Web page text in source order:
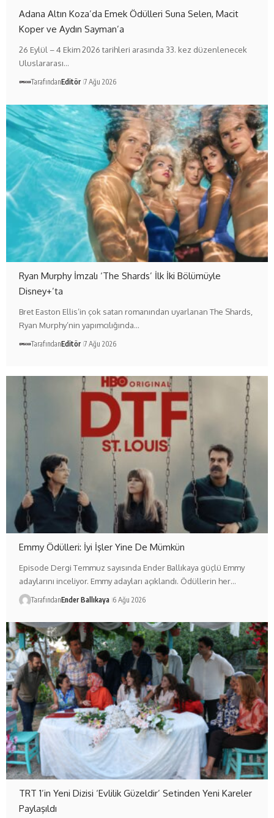
Adana Altın Koza’da Emek Ödülleri Suna Selen, Macit
Koper ve Aydın Sayman’a
26 Eylül – 4 Ekim 2026 tarihleri arasında 33. kez düzenlenecek
Uluslararası…
TarafındanEditör 7 Ağu 2026
Ryan Murphy İmzalı ‘The Shards’ İlk İki Bölümüyle
Disney+’ta
Bret Easton Ellis’in çok satan romanından uyarlanan The Shards,
Ryan Murphy’nin yapımcılığında…
TarafındanEditör 7 Ağu 2026
Emmy Ödülleri: İyi İşler Yine De Mümkün
Episode Dergi Temmuz sayısında Ender Ballıkaya güçlü Emmy
adaylarını inceliyor. Emmy adayları açıklandı. Ödüllerin her…
TarafındanEnder Ballıkaya 6 Ağu 2026
TRT 1’in Yeni Dizisi ‘Evlilik Güzeldir’ Setinden Yeni Kareler
Paylaşıldı